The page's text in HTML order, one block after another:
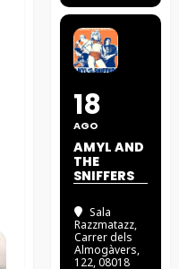
18
AGO
AMYL AND
THE
SNIFFERS
Sala
Razzmatazz,
Carrer dels
Almogàvers,
122, 08018